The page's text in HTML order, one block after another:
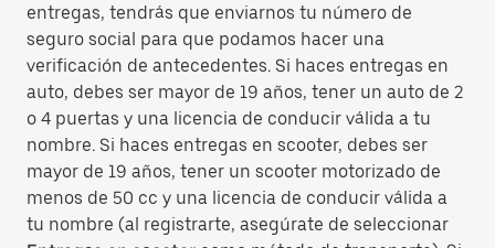
entregas, tendrás que enviarnos tu número de
seguro social para que podamos hacer una
verificación de antecedentes. Si haces entregas en
auto, debes ser mayor de 19 años, tener un auto de 2
o 4 puertas y una licencia de conducir válida a tu
nombre. Si haces entregas en scooter, debes ser
mayor de 19 años, tener un scooter motorizado de
menos de 50 cc y una licencia de conducir válida a
tu nombre (al registrarte, asegúrate de seleccionar